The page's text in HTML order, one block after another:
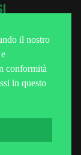
Health Inc.
il nostro
conformità
in questo